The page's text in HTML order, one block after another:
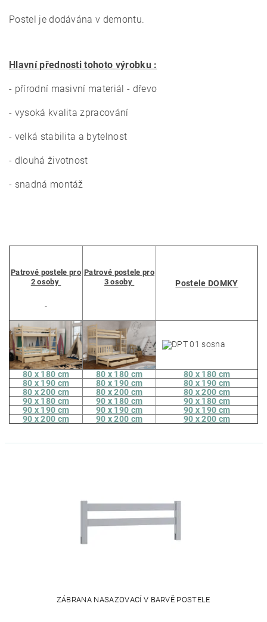
Postel je dodávána v demontu.
Hlavní přednosti tohoto výrobku :
- přírodní masivní materiál - dřevo
- vysoká kvalita zpracování
- velká stabilita a bytelnost
- dlouhá životnost
- snadná montáž
Patrové postele pro
2 osoby
Patrové postele pro
3 osoby
Postele DOMKY
80 x 180 cm 80 x 180 cm
80 x 180 cm
80 x 190 cm
80 x 190 cm
80 x 190 cm
80 x 200 cm
80 x 200 cm
80 x 200 cm
90 x 180 cm
90 x 180 cm
90 x 180 cm
90 x 190 cm
90 x 190 cm
90 x 190 cm
90 x 200 cm
90 x 200 cm 90 x 200 cm
ZÁBRANA NASAZOVACÍ V BARVĚ POSTELE